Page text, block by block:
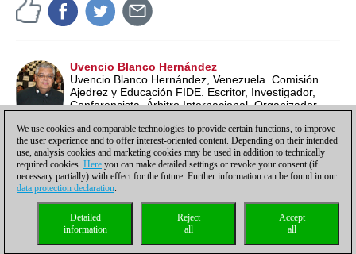
Uvencio Blanco Hernández
Uvencio Blanco Hernández, Venezuela. Comisión
Ajedrez y Educación FIDE. Escritor, Investigador,
Conferencista, Árbitro Internacional, Organizador
Lead School Instructor FIDE.
Política de privacidad |Para contactar Cookies Management
Licencias
Compliance Hotline
coldest news
We use cookies and comparable technologies to provide certain functions, to improve
the user experience and to offer interest-oriented content. Depending on their intended
use, analysis cookies and marketing cookies may be used in addition to technically
required cookies. Here you can make detailed settings or revoke your consent (if
necessary partially) with effect for the future. Further information can be found in our
data protection declaration.
Accept
all
Reject
all
Detailed
information